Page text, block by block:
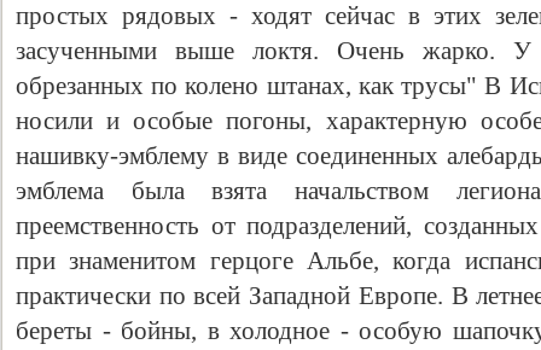
простых рядовых - ходят сейчас в этих
засученными выше локтя. Очень жарко.
обрезанных по колено штанах, как трусы" В
носили и особые погоны, характерную
нашивку-эмблему в виде соединенных
эмблема была взята начальством
преемственность от подразделений,
при знаменитом герцоге Альбе, когда
практически по всей Западной Европе. В
береты - бойны, в холодное - особую